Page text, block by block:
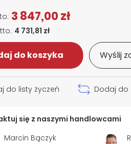
4 731,81 zł
3 847,00 zł
do koszyka Wyślij
do listy życzeń Dodaj do
się z naszymi handlowcami
Marcin Bączyk